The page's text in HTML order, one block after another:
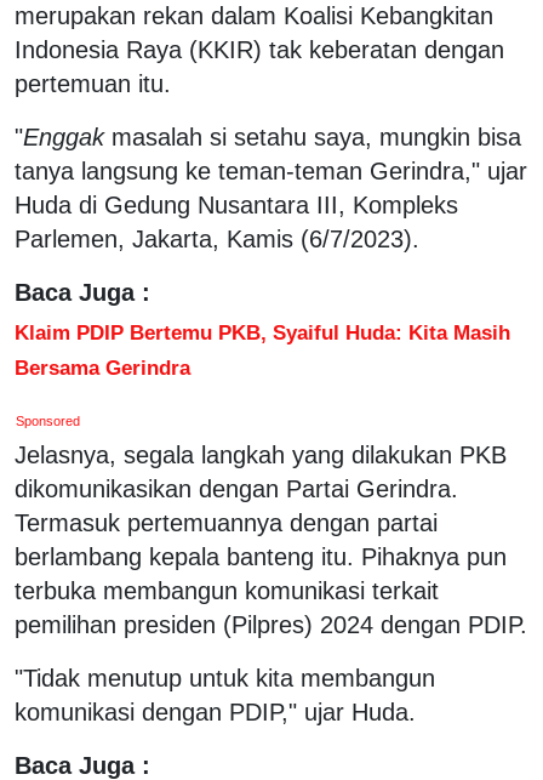
merupakan rekan dalam Koalisi Kebangkitan
Indonesia Raya (KKIR) tak keberatan dengan
pertemuan itu.
"Enggakmasalah si setahu saya, mungkin bisa
tanya langsung ke teman-teman Gerindra," ujar
Huda di Gedung Nusantara III, Kompleks
Parlemen, Jakarta, Kamis (6/7/2023).
Baca Juga :
Klaim PDIP Bertemu PKB, Syaiful Huda: Kita Masih
Bersama Gerindra
Sponsored
Jelasnya, segala langkah yang dilakukan PKB
dikomunikasikan dengan Partai Gerindra.
Termasuk pertemuannya dengan partai
berlambang kepala banteng itu. Pihaknya pun
terbuka membangun komunikasi terkait
pemilihan presiden (Pilpres) 2024 dengan PDIP.
"Tidak menutup untuk kita membangun
komunikasi dengan PDIP," ujar Huda.
Baca Juga :